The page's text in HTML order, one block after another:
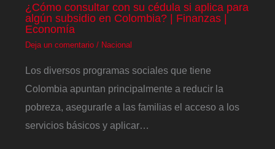
¿Cómo consultar con su cédula si aplica para
algún subsidio en Colombia? | Finanzas |
Economía
Deja un comentario / Nacional
Los diversos programas sociales que tiene
Colombia apuntan principalmente a reducir la
pobreza, asegurarle a las familias el acceso a los
servicios básicos y aplicar…